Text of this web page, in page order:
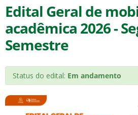
Edital Geral de
acadêmica 2026 -
Semestre
Status do edital: Em andamento